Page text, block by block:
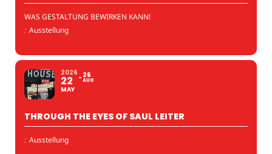
WAS GESTALTUNG BEWIRKEN KANN!
: Ausstellung
2026
22
MAY
26
AUG
THROUGH THE EYES OF SAUL LEITER
: Ausstellung